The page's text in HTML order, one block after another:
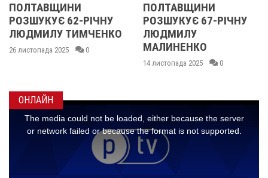
62-РІЧНУ
ТИМЧЕНКО
2025 0
ПОЛТАВЩИНИ
РОЗШУКУЄ 67-РІЧНУ
ЛЮДМИЛУ
МАЛИНЕНКО
14 листопада 2025 0
ОНЛАЙН